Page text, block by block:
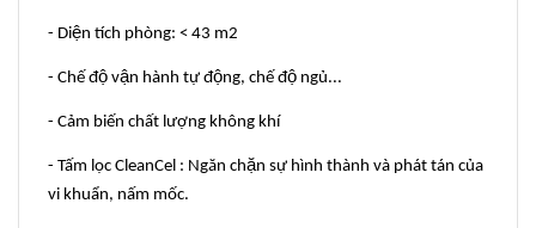
- Diện tích phòng: < 43 m2
- Chế độ vận hành tự động, chế độ ngủ...
- Cảm biến chất lượng không khí
- Tấm lọc CleanCel : Ngăn chặn sự hình thành và phát tán của
vi khuẩn, nấm mốc.